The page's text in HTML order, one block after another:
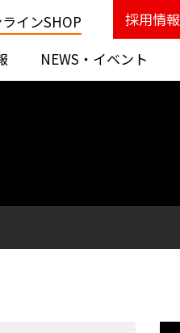
NEWS・イベント
インSHOP 採用情報